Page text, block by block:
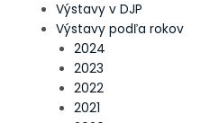
Výstavy v DJP
Výstavy podľa rokov
2024
2023
2022
2021